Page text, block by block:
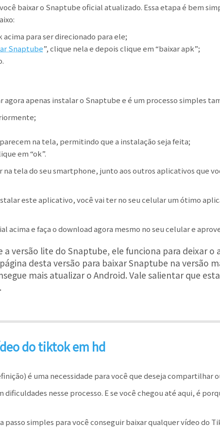
baixar o Snaptube oficial atualizado. Essa etapa é bem
para ser direcionado para ele;
Snaptube”, clique nela e depois clique em “baixar apk”;
agora apenas instalar o Snaptube e é um processo simples
na tela, permitindo que a instalação seja feita;
em “ok”.
na tela do seu smartphone, junto aos outros aplicativos que
este aplicativo, você vai ter no seu celular um ótimo
acima e faça o download agora mesmo no seu celular e
versão lite do Snaptube, ele funciona para deixar o
desta versão para baixar Snaptube na versão
mais atualizar o Android. Vale salientar que
do tiktok em hd
é uma necessidade para você que deseja compartilhar
nesse processo. E se você chegou até aqui, é
passo simples para você conseguir baixar qualquer vídeo do